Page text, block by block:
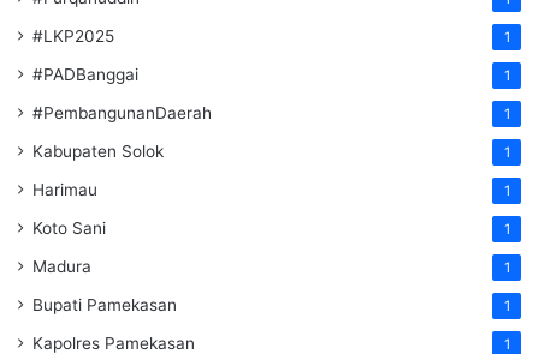
#LKP2025 1
#PADBanggai 1
#PembangunanDaerah 1
Kabupaten Solok 1
Harimau 1
Koto Sani 1
Madura 1
Bupati Pamekasan 1
Kapolres Pamekasan 1